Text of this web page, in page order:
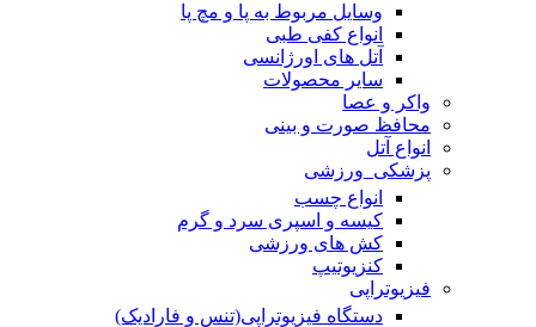
وسایل مربوط به پا و مچ پا
انواع کفی طبی
آتل های اورژانسی
سایر محصولات
واکر و عصا
محافظ صورت و بینی
انواع آتل
پزشکی_ورزشی
انواع چسب
کیسه و اسپری سرد و گرم
کش های ورزشی
کنزیوتیپ
فیزیوتراپی
دستگاه فیزیوتراپی(تنس و فارادیک)